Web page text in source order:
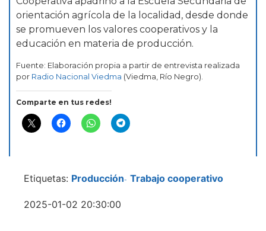
orientación agrícola de la localidad, desde donde
se promueven los valores cooperativos y la
educación en materia de producción.
Fuente: Elaboración propia a partir de entrevista realizada
por Radio Nacional Viedma (Viedma, Río Negro).
Comparte en tus redes!
Etiquetas: Producción- Trabajo cooperativo
2025-01-02 20:30:00